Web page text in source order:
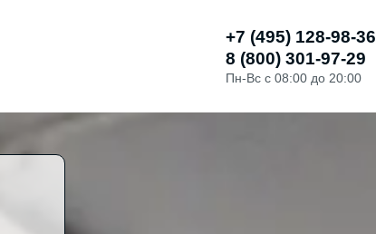
+7 (495) 128-98-36
8 (800) 301-97-29
Пн-Вс с 08:00 до 20:00